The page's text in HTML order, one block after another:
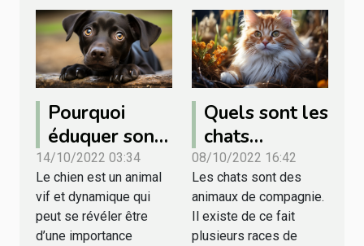
Pourquoi
éduquer son
chien ?
14/10/2022 03:34
Le chien est un animal
vif et dynamique qui
peut se révéler être
d’une importance
Quels sont les
chats
domestiques
les plus chers
du monde ?
08/10/2022 16:42
Les chats sont des
animaux de compagnie.
Il existe de ce fait
plusieurs races de